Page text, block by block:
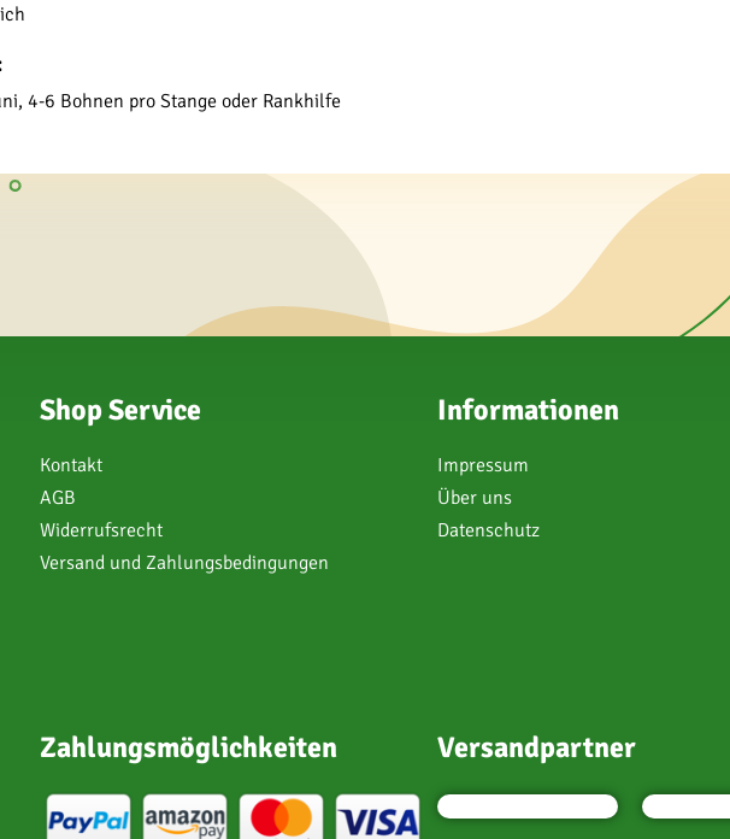
4-6 Bohnen pro Stange oder Rankhilfe
Shop Service
Kontakt
AGB
Widerrufsrecht
Versand und Zahlungsbedingungen
Informationen
Impressum
Über uns
Datenschutz
Zahlungsmöglichkeiten Versandpartner